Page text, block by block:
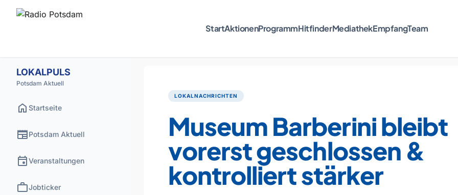
StartAktionenProgrammHitfinderMediathekEmpfangTeam
LOKALPULS
Potsdam Aktuell
home Startseite
newspaperPotsdam Aktuell
eventVeranstaltungen
workJobticker
LOKALNACHRICHTEN
Museum Barberini bleibt
vorerst geschlossen &
kontrolliert stärker